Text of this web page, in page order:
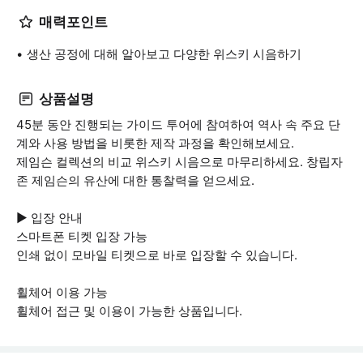
매력포인트
생산 공정에 대해 알아보고 다양한 위스키 시음하기
상품설명
45분 동안 진행되는 가이드 투어에 참여하여 역사 속 주요 단
계와 사용 방법을 비롯한 제작 과정을 확인해보세요.
제임슨 컬렉션의 비교 위스키 시음으로 마무리하세요. 창립자
존 제임슨의 유산에 대한 통찰력을 얻으세요.
▶ 입장 안내
스마트폰 티켓 입장 가능
인쇄 없이 모바일 티켓으로 바로 입장할 수 있습니다.
휠체어 이용 가능
휠체어 접근 및 이용이 가능한 상품입니다.